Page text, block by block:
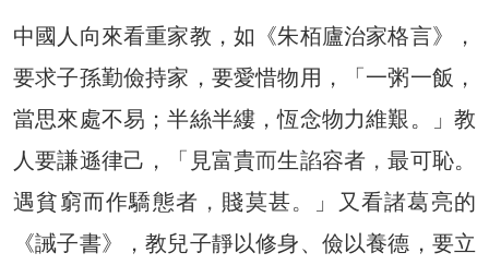
中國人向來看重家教，如《朱栢廬治家格言》，
要求子孫勤儉持家，要愛惜物用，「一粥一飯，
當思來處不易；半絲半縷，恆念物力維艱。」教
人要謙遜律己，「見富貴而生諂容者 ，最可恥。
遇貧窮而作驕態者 ， 賤莫甚。
」又看諸葛亮的
《誡子書》，教兒子靜以修身、儉以養德，要立